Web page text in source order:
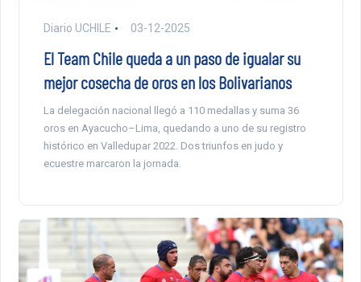
Diario UCHILE 03-12-2025
El Team Chile queda a un paso de igualar su
mejor cosecha de oros en los Bolivarianos
La delegación nacional llegó a 110 medallas y suma 36
oros en Ayacucho–Lima, quedando a uno de su registro
histórico en Valledupar 2022. Dos triunfos en judo y
ecuestre marcaron la jornada.